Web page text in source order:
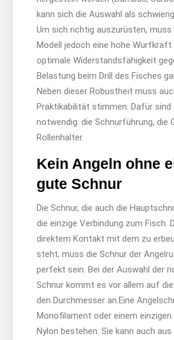
kann sich die Auswahl als
Um sich richtig auszurüsten, muss
Modell jedoch eine hohe Wurfkraft
optimale Widerstandsfähigkeit
Belastung beim Drill des Fisches
Neben dieser Robustheit muss
Praktikabilität stimmen. Dafür sind
notwendig: die Schnurführung, die
Rollenhalter.
Kein Angeln ohne
gute Schnur
Die Schnur, die auch die
die einzige Verbindung zum Fisch.
direktem Kontakt mit dem zu
steht, muss die Schnur der
perfekt sein. Bei der Auswahl der
Schnur kommt es vor allem auf
den Durchmesser an.Eine
Monofilament oder einem einzigen
Nylon bestehen. Sie kann auch